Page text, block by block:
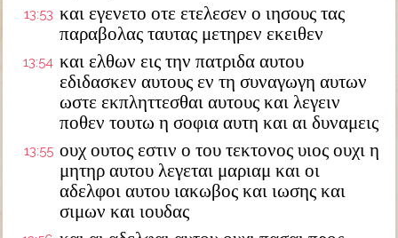
13:53 και εγενετο οτε ετελεσεν ο ιησους τας
παραβολας ταυτας μετηρεν εκειθεν
13:54 και ελθων εις την πατριδα αυτου
εδιδασκεν αυτους εν τη συναγωγη αυτων
ωστε εκπληττεσθαι αυτους και λεγειν
ποθεν τουτω η σοφια αυτη και αι δυναμεις
13:55 ουχ ουτος εστιν ο του τεκτονος υιος ουχι η
μητηρ αυτου λεγεται μαριαμ και οι
αδελφοι αυτου ιακωβος και ιωσης και
σιμων και ιουδας